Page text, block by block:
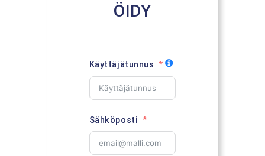
ÖIDY
Käyttäjätunnus
Sähköposti